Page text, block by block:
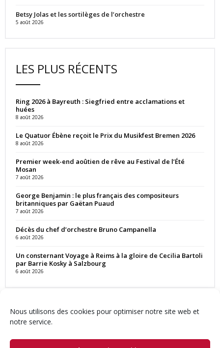
Nous utilisons des cookies pour optimiser notre site web et
notre service.
Betsy Jolas et les sortilèges de l’orchestre
5 août 2026
LES PLUS RÉCENTS
Ring 2026 à Bayreuth : Siegfried entre acclamations et
huées
8 août 2026
Le Quatuor Ébène reçoit le Prix du Musikfest Bremen 2026
8 août 2026
Premier week-end aoûtien de rêve au Festival de l’Été
Mosan
7 août 2026
George Benjamin : le plus français des compositeurs
britanniques par Gaëtan Puaud
7 août 2026
Décès du chef d’orchestre Bruno Campanella
6 août 2026
Un consternant Voyage à Reims à la gloire de Cecilia Bartoli
par Barrie Kosky à Salzbourg
6 août 2026